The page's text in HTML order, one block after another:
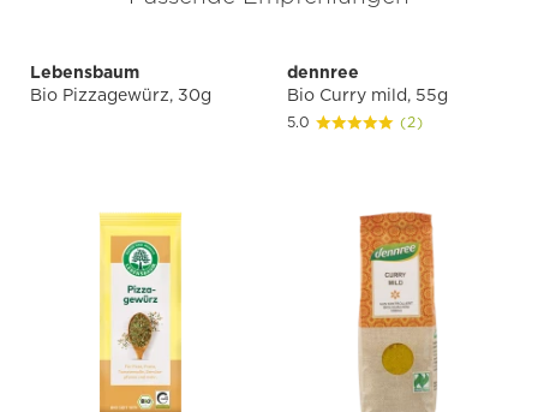
Lebensbaum
Bio Pizzagewürz, 30g
dennree
Bio Curry mild, 55g
5.0 (2)